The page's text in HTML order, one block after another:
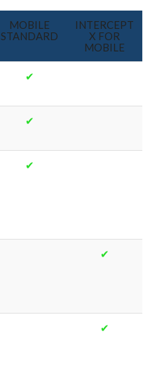
MOBILE
STANDARD
INTERCEPT
X FOR
MOBILE
✔
✔
✔
✔
✔